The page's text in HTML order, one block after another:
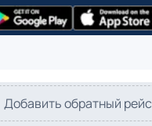
Добавить обратный рейс